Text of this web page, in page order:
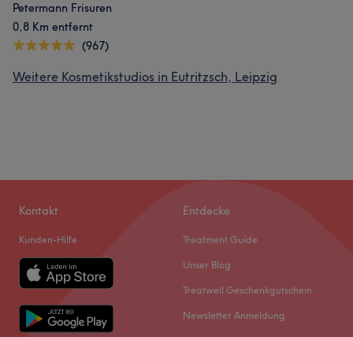
Petermann Frisuren
0,8 Km entfernt
(967)
Weitere Kosmetikstudios in Eutritzsch, Leipzig
Kontakt
Kunden-Hilfe
Entdecke
Treatment Guide
Unser Blog
Treatwell Geschenkgutschein
Newsletter Anmeldung